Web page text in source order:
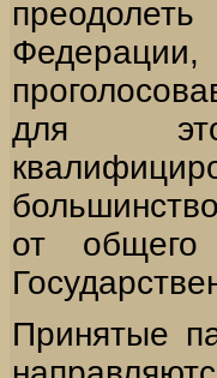
для
от общего
Принятые